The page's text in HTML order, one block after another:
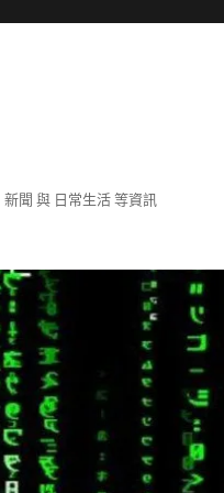
聞 與 日常生活 等資訊